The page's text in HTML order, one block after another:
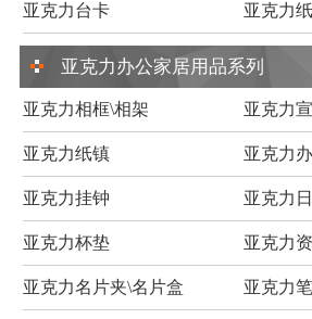
亚克力台卡 亚克力
亚克力办公家居用品系列
亚克力相框\相架 亚克力
亚克力纸镇 亚克力
亚克力挂钟 亚克力
亚克力杯垫 亚克力
亚克力名片夹\名片盒 亚克力